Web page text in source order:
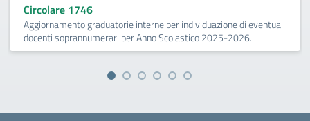
Circolare 1746
Aggiornamento graduatorie interne per individuazione di eventuali
docenti soprannumerari per Anno Scolastico 2025-2026.